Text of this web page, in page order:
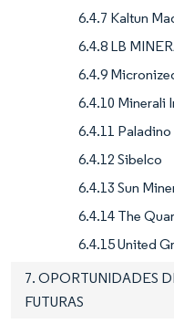
6.4.7 Kaltun
6.4.8 LB
6.4.9
6.4.10 Minerali
6.4.11
6.4.12 Sibelco
6.4.13 Sun
6.4.14 The
6.4.15 United
7. OPORTUNIDADES
FUTURAS